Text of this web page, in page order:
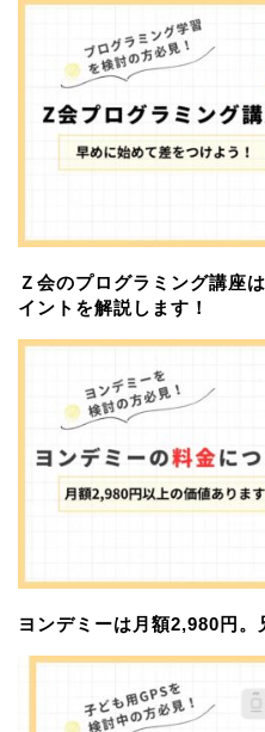
Ｚ会のプログラミング講座
イントを解説します！
ヨンデミーは月額2,980円。